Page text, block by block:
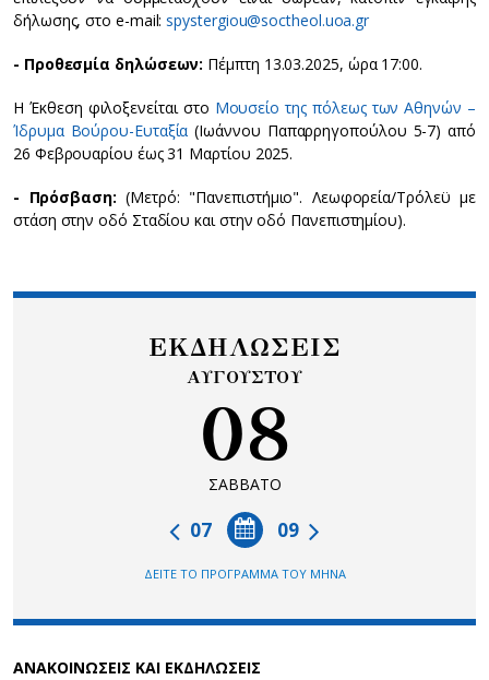
δήλωσης, στο e-mail:spystergiou@soctheol.uoa.gr
- Προθεσμία δηλώσεων: Πέμπτη 13.03.2025, ώρα 17:00.
Η Έκθεση φιλοξενείται στο Μουσείο της πόλεως των Αθηνών –
Ίδρυμα Βούρου-Ευταξία (Ιωάννου Παπαρρηγοπούλου 5-7) από
26 Φεβρουαρίου έως 31 Μαρτίου 2025.
- Πρόσβαση: (Μετρό: "Πανεπιστήμιο". Λεωφορεία/Τρόλεϋ με
στάση στην οδό Σταδίου και στην οδό Πανεπιστημίου).
ΕΚΔΗΛΩΣΕΙΣ
ΑΥΓΟΥΣΤΟΥ
08
ΣΑΒΒΑΤΟ
09
07
ΔΕΙΤΕ ΤΟ ΠΡΟΓΡΑΜΜΑ ΤΟΥ ΜΗΝΑ
ΑΝΑΚΟΙΝΩΣΕΙΣ ΚΑΙ ΕΚΔΗΛΩΣΕΙΣ